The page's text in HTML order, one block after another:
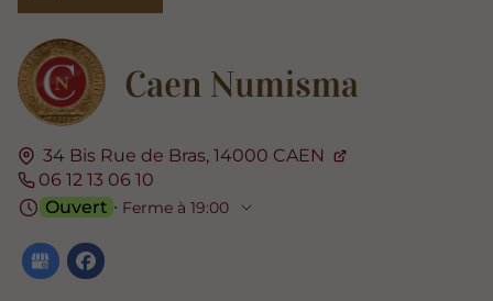
34 Bis Rue de Bras, 14000 CAEN
06 12 13 06 10
Ouvert ⋅ Ferme à 19:00